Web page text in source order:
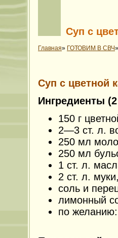
Суп с
Главная» ГОТОВИМ В СВЧ
Суп с цветной
Ингредиенты
150 г
2—3 ст. л.
250 мл
250 мл
1 ст. л.
2 ст. л.
соль и
лимонный
по